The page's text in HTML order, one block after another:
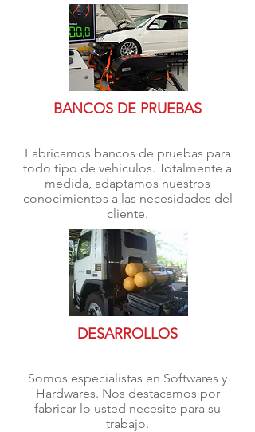
BANCOS DE PRUEBAS
Fabricamos bancos de pruebas para
todo tipo de vehiculos. Totalmente a
medida, adaptamos nuestros
conocimientos a las necesidades del
cliente.
DESARROLLOS
Somos especialistas en Softwares y
Hardwares. Nos destacamos por
fabricar lo usted necesite para su
trabajo.